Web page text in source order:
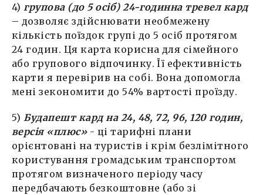
4) групова (до 5 осіб) 24-годинна тревел кард
– дозволяє здійснювати необмежену
кількість поїздок групі до 5 осіб протягом
24 годин. Ця карта корисна для сімейного
або групового відпочинку. Її ефективність
карти я перевірив на собі. Вона допомогла
мені зекономити до 54% вартості проїзду.
5) Будапешт кард на 24, 48, 72, 96, 120 годин,
версія «плюс»- ці тарифні плани
орієнтовані на туристів і крім безлімітного
користування громадським транспортом
протягом визначеного періоду часу
передбачають безкоштовне (або зі